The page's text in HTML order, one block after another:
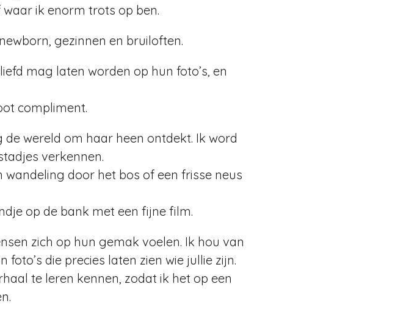
ik enorm trots op ben.
gezinnen en bruiloften.
mag laten worden op hun foto’s, en
compliment.
wereld om haar heen ontdekt. Ik word
verkennen.
door het bos of een frisse neus
op de bank met een fijne film.
zich op hun gemak voelen. Ik hou van
die precies laten zien wie jullie zijn.
te leren kennen, zodat ik het op een